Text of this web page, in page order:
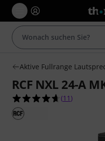
Aktive Fullrange
RCF NXL 24-A
4.6 von 5
(11 )